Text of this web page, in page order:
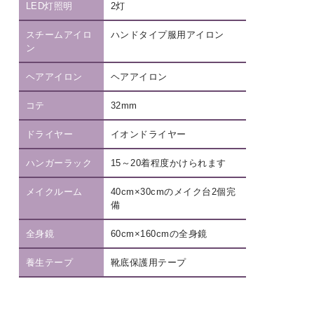
LED灯照明 2灯
スチームアイロ
ン
ハンドタイプ服用アイロン
ヘアアイロン ヘアアイロン
コテ 32mm
ドライヤー イオンドライヤー
ハンガーラック 15～20着程度かけられます
メイクルーム
40cm×30cmのメイク台2個完
備
全身鏡 60cm×160cmの全身鏡
養生テープ 靴底保護用テープ